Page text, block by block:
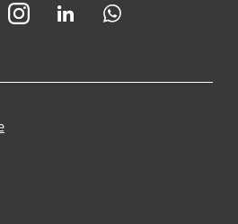
Instagram LinkedIn